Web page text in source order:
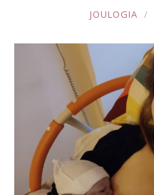
JOULE
JOULOGIA